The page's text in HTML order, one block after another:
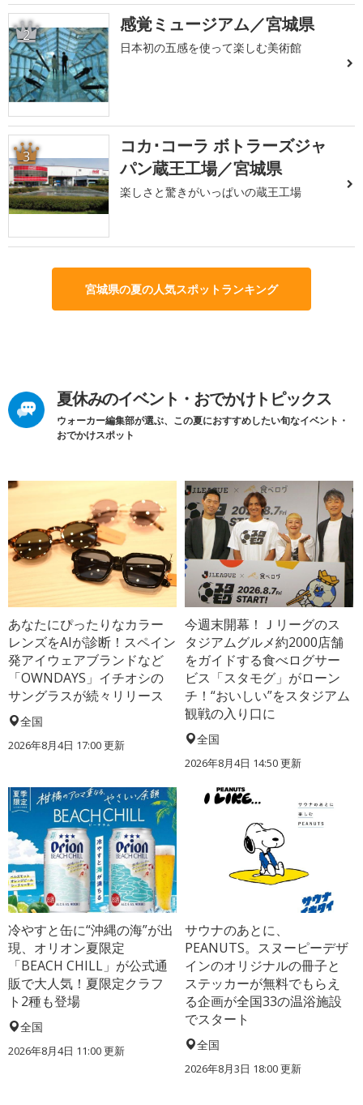
2 感覚ミュージアム／宮城県
日本初の五感を使って楽しむ美術館
3
コカ･コーラ ボトラーズジャ
パン蔵王工場／宮城県
楽しさと驚きがいっぱいの蔵王工場
宮城県の夏の人気スポットランキング
夏休みのイベント・おでかけトピックス
ウォーカー編集部が選ぶ、この夏におすすめしたい旬なイベント・
おでかけスポット
あなたにぴったりなカラー
レンズをAIが診断！スペイン
発アイウェアブランドなど
「OWNDAYS」イチオシの
サングラスが続々リリース
全国
2026年8月4日 17:00更新
今週末開幕！Ｊリーグのス
タジアムグルメ約2000店舗
をガイドする食べログサー
ビス「スタモグ」がローン
チ！“おいしい”をスタジアム
観戦の入り口に
全国
2026年8月4日 14:50更新
冷やすと缶に“沖縄の海”が出
現、オリオン夏限定
「BEACH CHILL」が公式通
販で大人気！夏限定クラフ
ト2種も登場
全国
2026年8月4日 11:00更新
サウナのあとに、
PEANUTS。スヌーピーデザ
インのオリジナルの冊子と
ステッカーが無料でもらえ
る企画が全国33の温浴施設
でスタート
全国
2026年8月3日 18:00更新